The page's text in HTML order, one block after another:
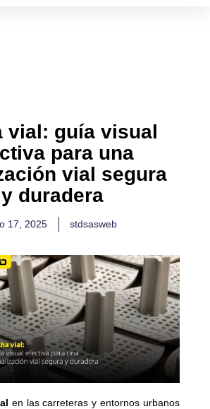
vial: guía visual
para una
vial segura
y duradera
17, 2025 stdsasweb
en las carreteras y entornos urbanos